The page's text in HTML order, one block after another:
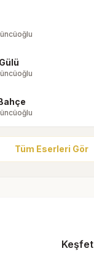
Tüm Eserleri Gör
Keşfet